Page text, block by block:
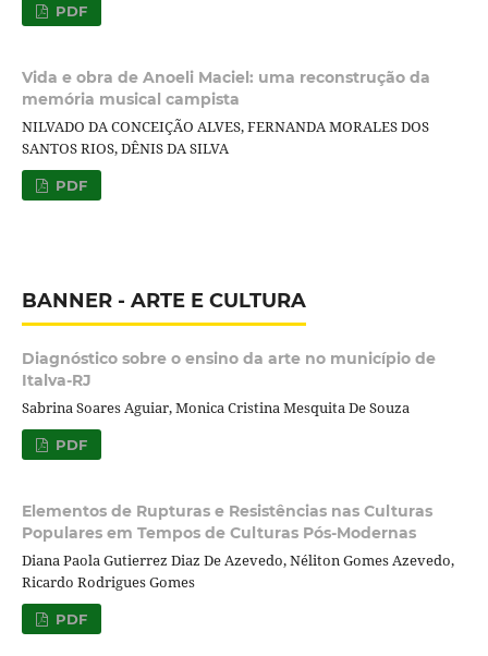
PDF
Vida e obra de Anoeli Maciel: uma reconstrução da
memória musical campista
NILVADO DA CONCEIÇÃO ALVES, FERNANDA MORALES DOS
SANTOS RIOS, DÊNIS DA SILVA
PDF
BANNER - ARTE E CULTURA
Diagnóstico sobre o ensino da arte no município de
Italva-RJ
Sabrina Soares Aguiar, Monica Cristina Mesquita De Souza
PDF
Elementos de Rupturas e Resistências nas Culturas
Populares em Tempos de Culturas Pós-Modernas
Diana Paola Gutierrez Diaz De Azevedo, Néliton Gomes Azevedo,
Ricardo Rodrigues Gomes
PDF